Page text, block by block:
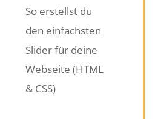
So erstellst du
den einfachsten
Slider für deine
Webseite (HTML
& CSS)